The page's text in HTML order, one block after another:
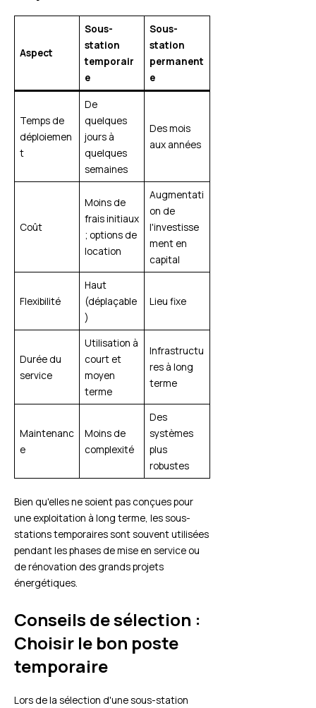
Aspect
Sous-
station
temporair
e
Sous-
station
permanent
e
Temps de
déploiemen
t
De
quelques
jours à
quelques
semaines
Des mois
aux années
Coût
Moins de
frais initiaux
; options de
location
Augmentati
on de
l'investisse
ment en
capital
Flexibilité
Haut
(déplaçable
)
Lieu fixe
Durée du
service
Utilisation à
court et
moyen
terme
Infrastructu
res à long
terme
Maintenanc
e
Moins de
complexité
Des
systèmes
plus
robustes
Bien qu'elles ne soient pas conçues pour
une exploitation à long terme, les sous-
stations temporaires sont souvent utilisées
pendant les phases de mise en service ou
de rénovation des grands projets
énergétiques.
Conseils de sélection :
Choisir le bon poste
temporaire
Lors de la sélection d'une sous-station